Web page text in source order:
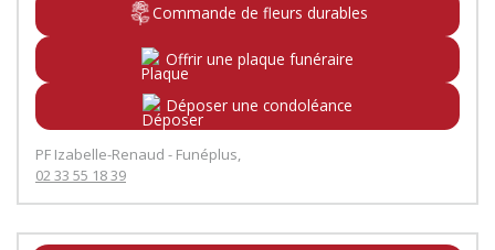
Commande de fleurs durables
Offrir une plaque funéraire
Déposer une condoléance
PF Izabelle-Renaud - Funéplus,
02 33 55 18 39